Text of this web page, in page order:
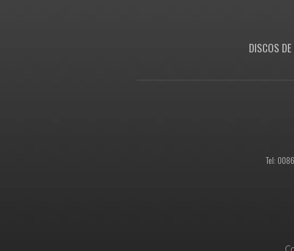
DISCOS DE
Tel: